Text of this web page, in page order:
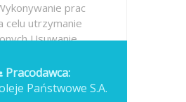
prac
celu utrzymanie
Usuwanie...
dzisiaj
Pracodawca:
Państwowe S.A.